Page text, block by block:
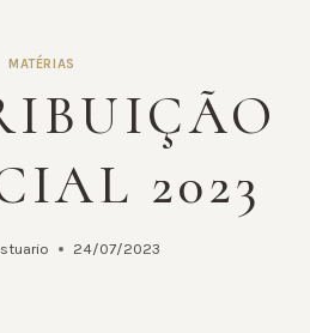
MATÉRIAS
2023
24/07/2023